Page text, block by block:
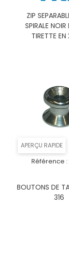
ZIP
SPIRALE NOIR
TIRETTE
APERÇU RAPIDE
Référence :
BOUTONS DE
316